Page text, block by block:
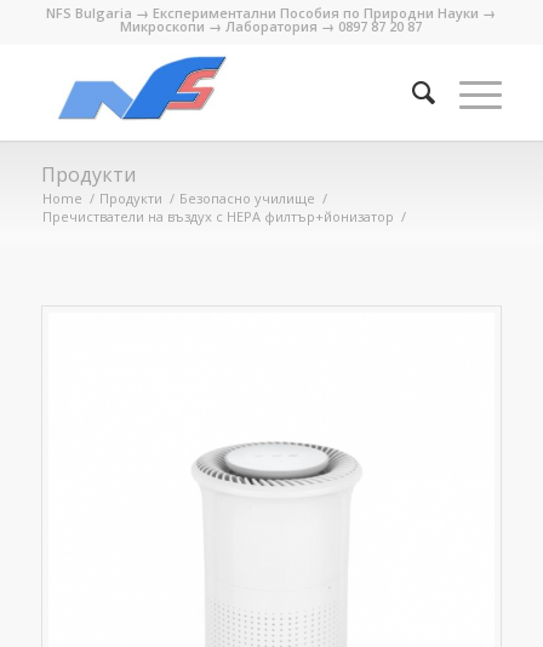
NFS Bulgaria → Експериментални Пособия по Природни Науки →
Микроскопи → Лаборатория → 0897 87 20 87
Продукти
Home / Продукти / Безопасно училище /
Пречистватели на въздух с HEPA филтър+йонизатор /